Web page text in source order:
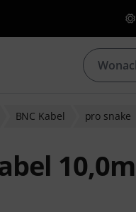
BNC Kabel pro snake
10,0m
Kundenbewertungen